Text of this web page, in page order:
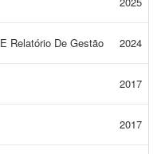
Relatório De Gestão 2024
2017
2017